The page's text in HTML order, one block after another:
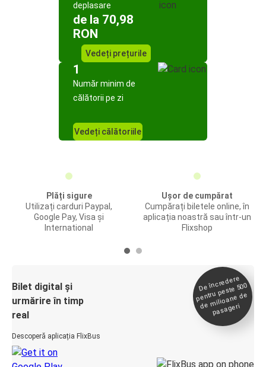
deplasare
de la 70,98
RON
Vedeți prețurile
1
Număr minim de
călătorii pe zi
Vedeți călătoriile
Plăți sigure
Utilizați carduri Paypal,
Google Pay, Visa și
International
Ușor de cumpărat
Cumpărați biletele online, în
aplicația noastră sau într-un
Flixshop
Bilet digital și
urmărire în timp
real
Descoperă aplicația FlixBus
De încredere
pentru peste 500
de
milioane de
pasageri